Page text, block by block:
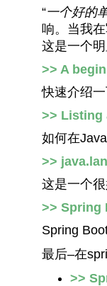
“一个好的
响。当我
这是一个
>> A
快速介绍
>> Listing
如何在
>>
这是一个
>> Spring
Spring
最后–在
>>